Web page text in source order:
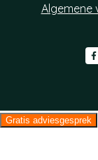
Algemene